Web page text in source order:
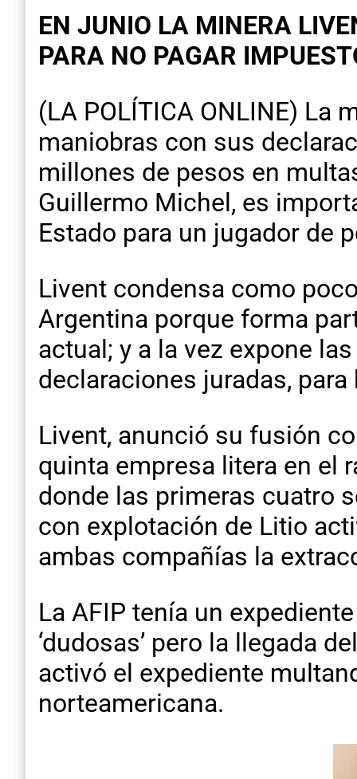
EN JUNIO LA MINERA
PARA NO PAGAR
(LA POLÍTICA ONLINE) La
maniobras con sus
millones de pesos en
Guillermo Michel, es
Estado para un jugador de
Livent condensa como
Argentina porque forma
actual; y a la vez expone
declaraciones juradas,
Livent, anunció su fusión
quinta empresa litera en el
donde las primeras cuatro
con explotación de Litio
ambas compañías la
La AFIP tenía un
‘dudosas’ pero la llegada
activó el expediente
norteamericana.